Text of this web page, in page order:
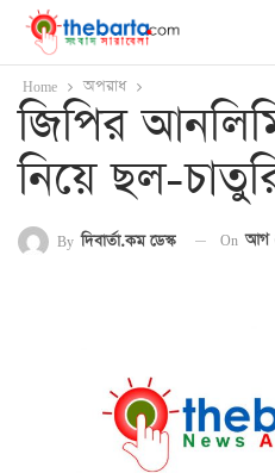
Home অপরাধ
জিপির
নিয়ে ছল-
By দিবার্তা.কম ডেস্ক On আগ